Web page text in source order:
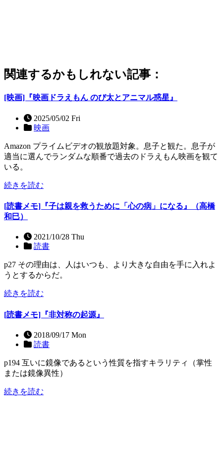
関連するかもしれない記事：
[映画]『映画ドラえもん のび太とアニマル惑星』
2025/05/02 Fri
映画
Amazon プライムビデオの観放題対象。息子と観た。息子が
適当に選んでランダムな順番で過去のドラえもん映画を観て
いる。
続きを読む
[読書メモ]『子は親を救うために「心の病」になる』（高橋
和巳）
2021/10/28 Thu
読書
p27 その理由は、人はいつも、より大きな自由を手に入れよ
うとするからだ。
続きを読む
[読書メモ]『非対称の起源』
2018/09/17 Mon
読書
p194 互いに鏡像であるという性質を指すキラリティ（掌性
または鏡像異性）
続きを読む